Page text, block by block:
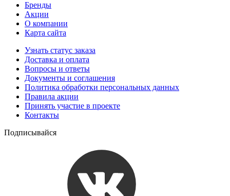
Бренды
Акции
О компании
Карта сайта
Узнать статус заказа
Доставка и оплата
Вопросы и ответы
Документы и соглашения
Политика обработки персональных данных
Правила акции
Принять участие в проекте
Контакты
Подписывайся